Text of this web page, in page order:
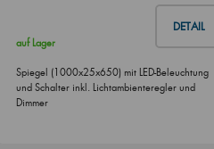
DETAIL
auf Lager
Spiegel (1000x25x650) mit LED-Beleuchtung
und Schalter inkl. Lichtambienteregler und
Dimmer